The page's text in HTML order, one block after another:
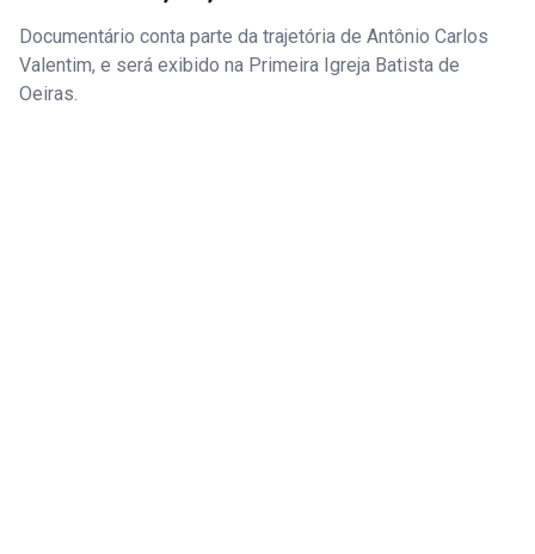
Documentário conta parte da trajetória de Antônio Carlos
Valentim, e será exibido na Primeira Igreja Batista de
Oeiras.